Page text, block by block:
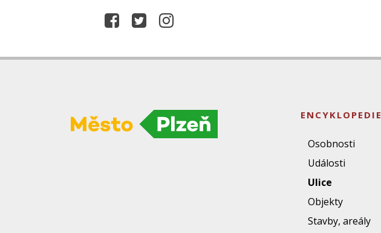
ENCYKLOPEDIE
Osobnosti
Události
Ulice
Objekty
Stavby, areály